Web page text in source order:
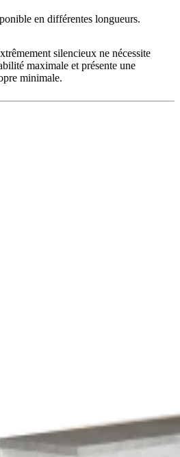
en différentes longueurs.
silencieux ne nécessite
maximale et présente une
minimale.